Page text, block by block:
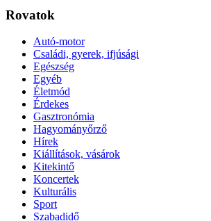
Rovatok
Autó-motor
Családi, gyerek, ifjúsági
Egészség
Egyéb
Életmód
Érdekes
Gasztronómia
Hagyományőrző
Hírek
Kiállítások, vásárok
Kitekintő
Koncertek
Kulturális
Sport
Szabadidő